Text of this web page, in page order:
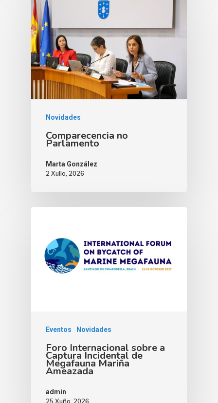
Novidades
Comparecencia no
Parlamento
Marta González
2 Xullo, 2026
Eventos Novidades
Foro Internacional sobre a
Captura Incidental de
Megafauna Mariña
Ameazada
admin
25 Xuño, 2026